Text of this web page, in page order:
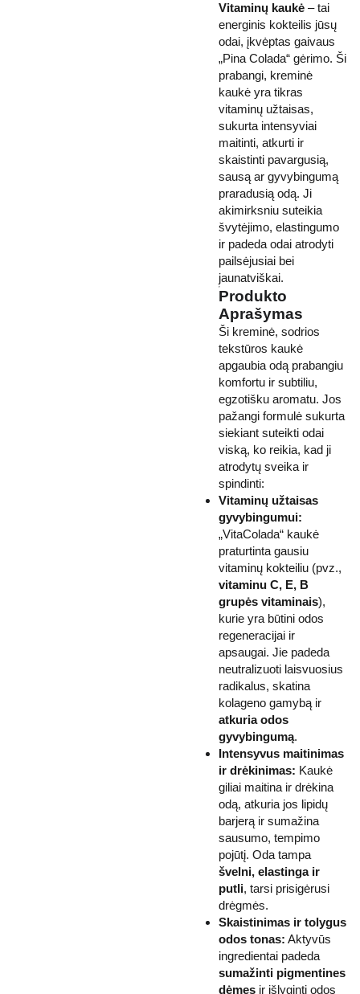
Vitaminų kaukė – tai
energinis kokteilis jūsų
odai, įkvėptas gaivaus
„Pina Colada“ gėrimo. Ši
prabangi, kreminė
kaukė yra tikras
vitaminų užtaisas,
sukurta intensyviai
maitinti, atkurti ir
skaistinti pavargusią,
sausą ar gyvybingumą
praradusią odą. Ji
akimirksniu suteikia
švytėjimo, elastingumo
ir padeda odai atrodyti
pailsėjusiai bei
jaunatviškai.
Produkto
Aprašymas
Ši kreminė, sodrios
tekstūros kaukė
apgaubia odą prabangiu
komfortu ir subtiliu,
egzotišku aromatu. Jos
pažangi formulė sukurta
siekiant suteikti odai
viską, ko reikia, kad ji
atrodytų sveika ir
spindinti:
Vitaminų užtaisas
gyvybingumui:
„VitaColada“ kaukė
praturtinta gausiu
vitaminų kokteiliu (pvz.,
vitaminu C, E, B
grupės vitaminais),
kurie yra būtini odos
regeneracijai ir
apsaugai. Jie padeda
neutralizuoti laisvuosius
radikalus, skatina
kolageno gamybą ir
atkuria odos
gyvybingumą.
Intensyvus maitinimas
ir drėkinimas: Kaukė
giliai maitina ir drėkina
odą, atkuria jos lipidų
barjerą ir sumažina
sausumo, tempimo
pojūtį. Oda tampa
švelni, elastinga ir
putli, tarsi prisigėrusi
drėgmės.
Skaistinimas ir tolygus
odos tonas: Aktyvūs
ingredientai padeda
sumažinti pigmentines
dėmes ir išlyginti odos